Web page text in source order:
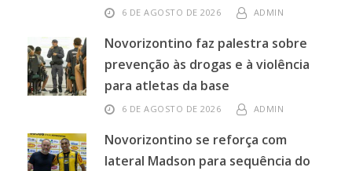
6 DE AGOSTO DE 2026 ADMIN
Novorizontino faz palestra sobre
prevenção às drogas e à violência
para atletas da base
6 DE AGOSTO DE 2026 ADMIN
Novorizontino se reforça com
lateral Madson para sequência do